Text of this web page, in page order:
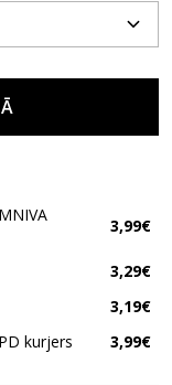
3,99€
3,29€
3,19€
kurjers
3,99€